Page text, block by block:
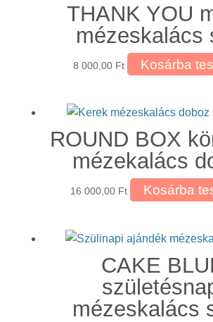
THANK YOU
mézeskalács
8 000,00 Ft Kosárba
ROUND BOX
mézekalács
16 000,00 Ft Kosárba
CAKE
mézeskalács